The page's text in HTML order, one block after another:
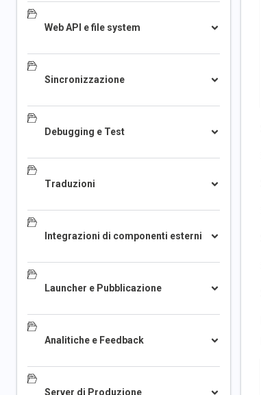
Web API e file system
Sincronizzazione
Debugging e Test
Traduzioni
Integrazioni di componenti esterni
Launcher e Pubblicazione
Analitiche e Feedback
Server di Produzione